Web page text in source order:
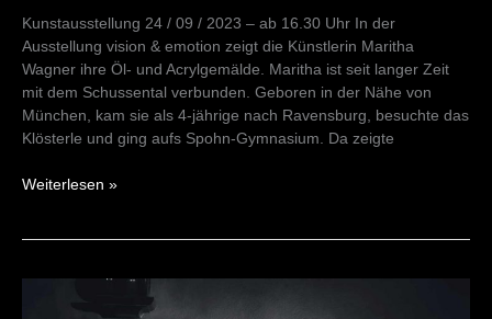
Kunstausstellung 24 / 09 / 2023 – ab 16.30 Uhr In der
Ausstellung vision & emotion zeigt die Künstlerin Maritha
Wagner ihre Öl- und Acrylgemälde. Maritha ist seit langer Zeit
mit dem Schussental verbunden. Geboren in der Nähe von
München, kam sie als 4-jährige nach Ravensburg, besuchte das
Klösterle und ging aufs Spohn-Gymnasium. Da zeigte
Weiterlesen »